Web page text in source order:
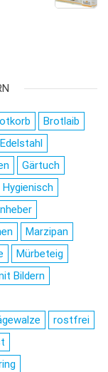
Brotlaib
Edelstahl
Gärtuch
Hygienisch
Marzipan
Mürbeteig
Bildern
rostfrei